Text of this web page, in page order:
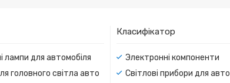
лампи для автомобіля
головного світла авто
Класифікатор
Электронні компоненти
Світлові прибори для авто